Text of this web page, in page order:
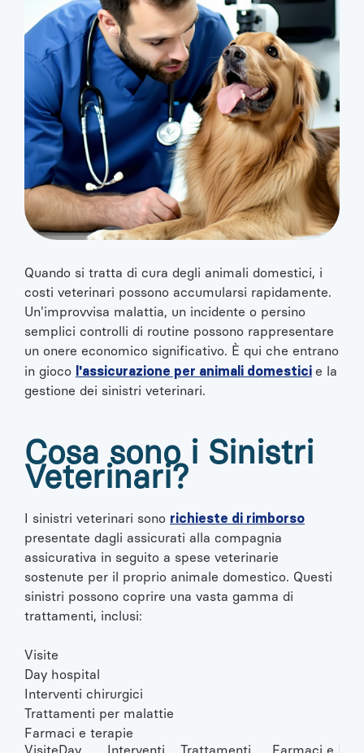
Quando si tratta di cura degli animali domestici, i
costi veterinari possono accumularsi rapidamente.
Un'improvvisa malattia, un incidente o persino
semplici controlli di routine possono rappresentare
un onere economico significativo. È qui che entrano
in gioco l'assicurazione per animali domestici e la
gestione dei sinistri veterinari.
Cosa sono i Sinistri
Veterinari?
I sinistri veterinari sono richieste di rimborso
presentate dagli assicurati alla compagnia
assicurativa in seguito a spese veterinarie
sostenute per il proprio animale domestico. Questi
sinistri possono coprire una vasta gamma di
trattamenti, inclusi:
Visite
Day hospital
Interventi chirurgici
Trattamenti per malattie
Farmaci e terapie